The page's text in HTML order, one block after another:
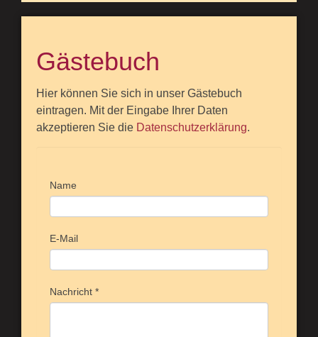
Gästebuch
Hier können Sie sich in unser Gästebuch
eintragen. Mit der Eingabe Ihrer Daten
akzeptieren Sie die Datenschutzerklärung.
Name
E-Mail
Nachricht *